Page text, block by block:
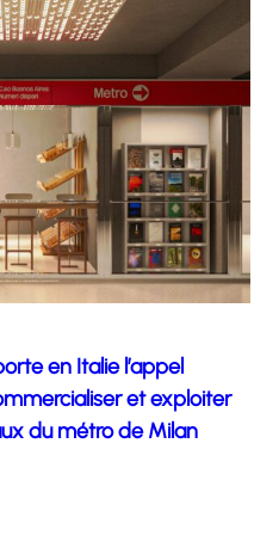
en Italie l’appel
et exploiter
du métro de Milan